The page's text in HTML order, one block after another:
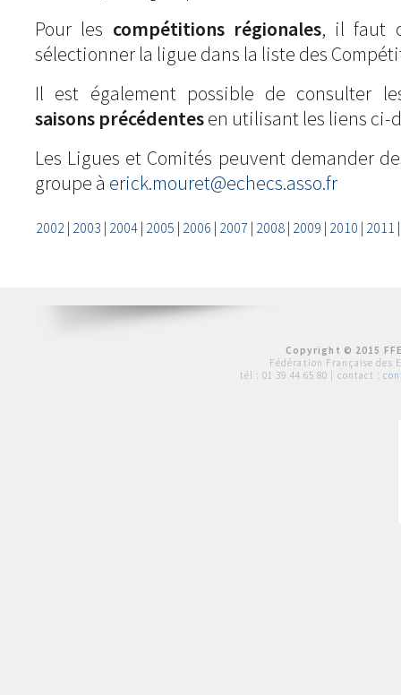
Pour les compétitions régionales, il faut
sélectionner la ligue dans la liste des
Il est également possible de consulter
saisons précédentesen utilisant les liens ci-
Les Ligues et Comités peuvent demander
groupe à erick.mouret@echecs.asso.fr
2002| 2003 | 2004| 2005 | 2006 | 2007 | 2008| 2009 | 2010 | 2011
Copyright © 2015
Fédération Française des
tél : 01 39 44 65 80 | contact :